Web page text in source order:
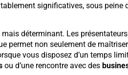
significatives, sous peine
déterminant. Les
permet non seulement de
vous disposez d’un temps
ou d’une rencontre avec des